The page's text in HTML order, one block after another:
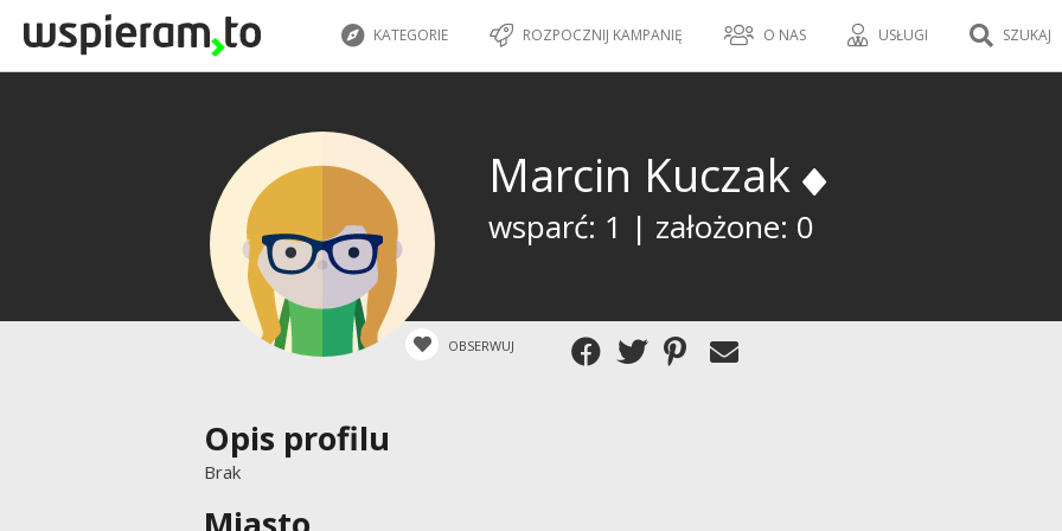
KATEGORIE ROZPOCZNIJ KAMPANIĘ O NAS USŁUGI SZUKAJ
Marcin Kuczak
wsparć: 1 | założone: 0
OBSERWUJ
Opis profilu
Brak